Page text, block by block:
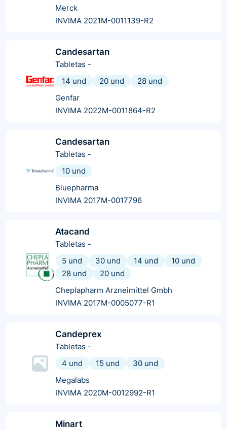
Merck
INVIMA 2021M-0011139-R2
Candesartan
Tabletas -
14 und
20 und
28 und
Genfar
INVIMA 2022M-0011864-R2
Candesartan
Tabletas -
10 und
Bluepharma
INVIMA 2017M-0017796
Atacand
Tabletas -
5 und
30 und 14 und
10 und
28 und
20 und
Cheplapharm Arzneimittel Gmbh
INVIMA 2017M-0005077-R1
Candeprex
Tabletas -
4 und
15 und
30 und
Megalabs
INVIMA 2020M-0012992-R1
Minart